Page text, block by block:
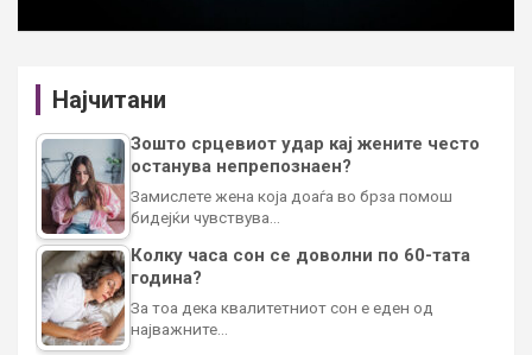
Најчитани
Зошто срцевиот удар кај жените често
останува непрепознаен?
Замислете жена која доаѓа во брза помош
бидејќи чувствува…
Колку часа сон се доволни по 60-тата
година?
За тоа дека квалитетниот сон е еден од
најважните…